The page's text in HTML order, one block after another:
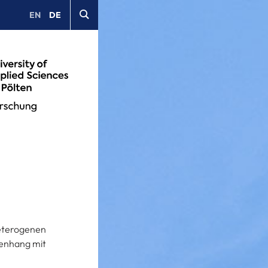
EN DE
mit